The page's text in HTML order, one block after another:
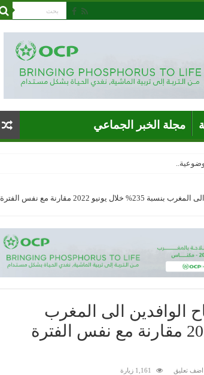
مجلة الخبر الجماعي
ارتفاع مضاعف لعدد السياح الوافدين الى المغرب بنسبة 235% خلال يونيو 2022 مقارنة مع نفس الفترة
الوافدين الى المغرب
بنسبة 235% خلال يونيو 2022 مقارنة مع نفس الفترة
اضف تعليق 1,161 زيارة